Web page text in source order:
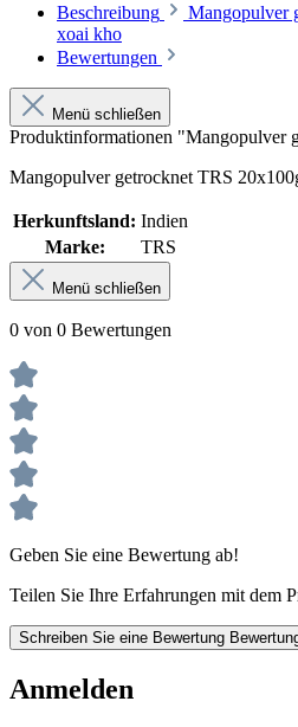
Beschreibung
Mangopulver
xoai kho
Bewertungen
Menü schließen
Produktinformationen "Mangopulver
Mangopulver getrocknet TRS
Herkunftsland: Indien
Marke:
TRS
Menü schließen
0 von 0 Bewertungen
Geben Sie eine Bewertung ab!
Teilen Sie Ihre Erfahrungen mit dem
Schreiben Sie eine Bewertung
Anmelden